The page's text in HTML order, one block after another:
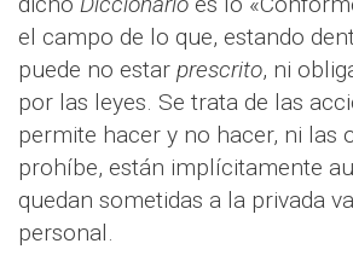
el campo de lo que, estando
puede no estar prescrito, ni
por las leyes. Se trata de las
permite hacer y no hacer, ni las
prohíbe, están implícitamente
quedan sometidas a la privada
personal.